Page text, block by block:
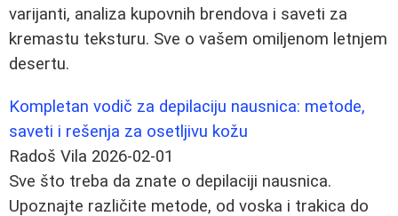
varijanti, analiza kupovnih brendova i saveti za
kremastu teksturu. Sve o vašem omiljenom letnjem
desertu.
Kompletan vodič za depilaciju nausnica: metode,
saveti i rešenja za osetljivu kožu
Radoš Vila 2026-02-01
Sve što treba da znate o depilaciji nausnica.
Upoznajte različite metode, od voska i trakica do